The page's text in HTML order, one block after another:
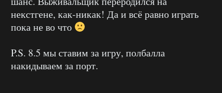
некстгене, как-никак! Да и всё равно играть
пока не во что
P.S. 8.5 мы ставим за игру, полбалла
накидываем за порт.